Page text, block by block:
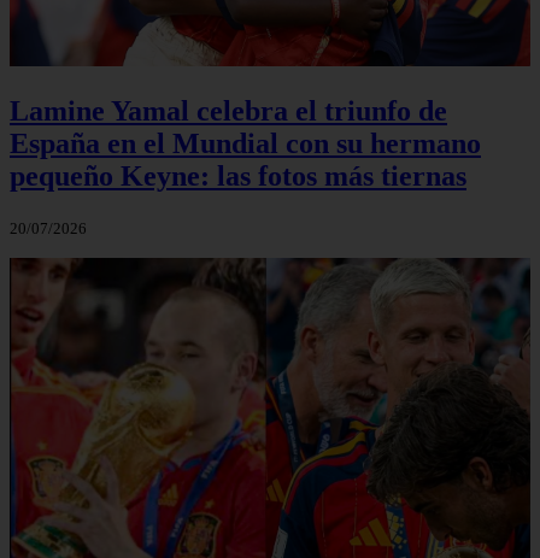
Lamine Yamal celebra el triunfo de
España en el Mundial con su hermano
pequeño Keyne: las fotos más tiernas
20/07/2026